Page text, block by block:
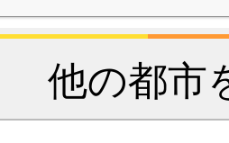
他の都市